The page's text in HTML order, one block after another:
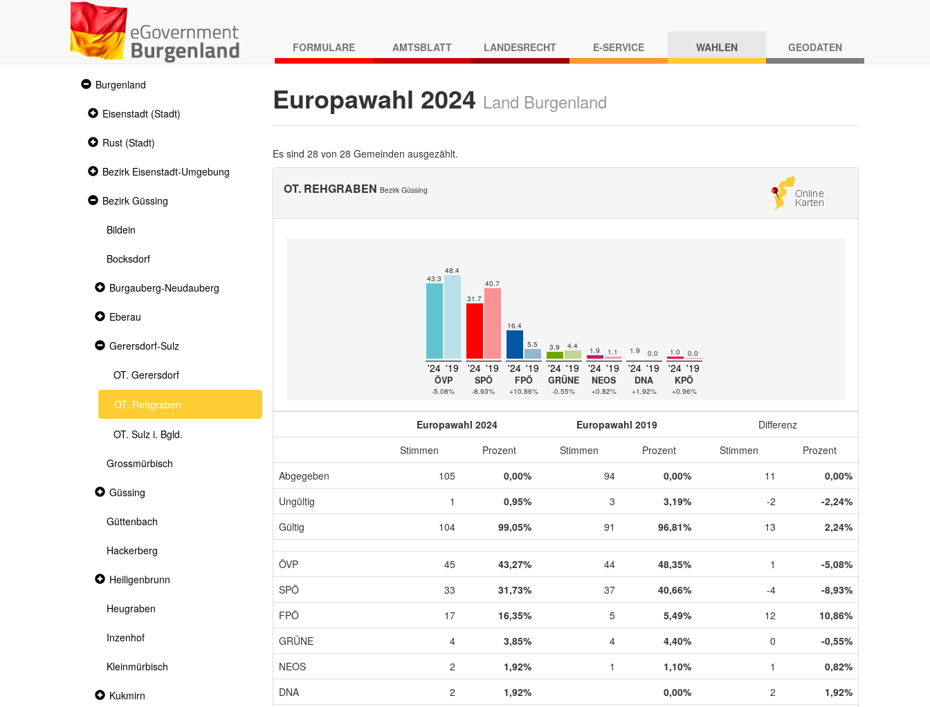
FORMULARE AMTSBLATT LANDESRECHT E-SERVICE WAHLEN GEODATEN
Expanded
section
Burgenland
Collapsed
Eisenstadt (Stadt)
Collapsed
section
Rust (Stadt)
Collapsed
Bezirk Eisenstadt-Umgebung
Expanded
Bezirk Güssing
Bildein
Bocksdorf
Collapsed
section
Burgauberg-Neudauberg
Collapsed
Eberau
Expanded
Gerersdorf-Sulz
OT. Gerersdorf
OT. Rehgraben
OT. Sulz i. Bgld.
Grossmürbisch
Collapsed
Güssing
Güttenbach
Hackerberg
Collapsed
section
Heiligenbrunn
Heugraben
Inzenhof
Kleinmürbisch
Collapsed
Kukmirn
Europawahl 2024 Land Burgenland
Es sind 28 von 28 Gemeinden ausgezählt.
OT. REHGRABEN Bezirk Güssing
43.3
48.4
'24 '19
ÖVP
-5.08%
31.7
40.7
'24 '19
SPÖ
-8.93%
16.4
5.5
'24 '19
FPÖ
+10.86%
3.9 4.4
'24 '19
GRÜNE
-0.55%
1.9 1.1
'24 '19
NEOS
+0.82%
1.9 0.0
'24 '19
DNA
+1.92%
1.0 0.0
'24 '19
KPÖ
+0.96%
Europawahl 2024 Europawahl 2019
Differenz
Stimmen
Prozent Stimmen Prozent Stimmen
Prozent
Abgegeben
105 0,00% 94 0,00% 11
0,00%
Ungültig
1 0,95% 3 3,19% -2
-2,24%
Gültig
104 99,05% 91 96,81% 13 2,24%
ÖVP 45 43,27% 44 48,35% 1
-5,08%
SPÖ
33 31,73% 37 40,66% -4
-8,93%
FPÖ
17 16,35% 5 5,49% 12
10,86%
GRÜNE
4 3,85% 4 4,40% 0
-0,55%
NEOS
2 1,92% 1 1,10% 1
0,82%
DNA
2 1,92% 0,00% 2
1,92%